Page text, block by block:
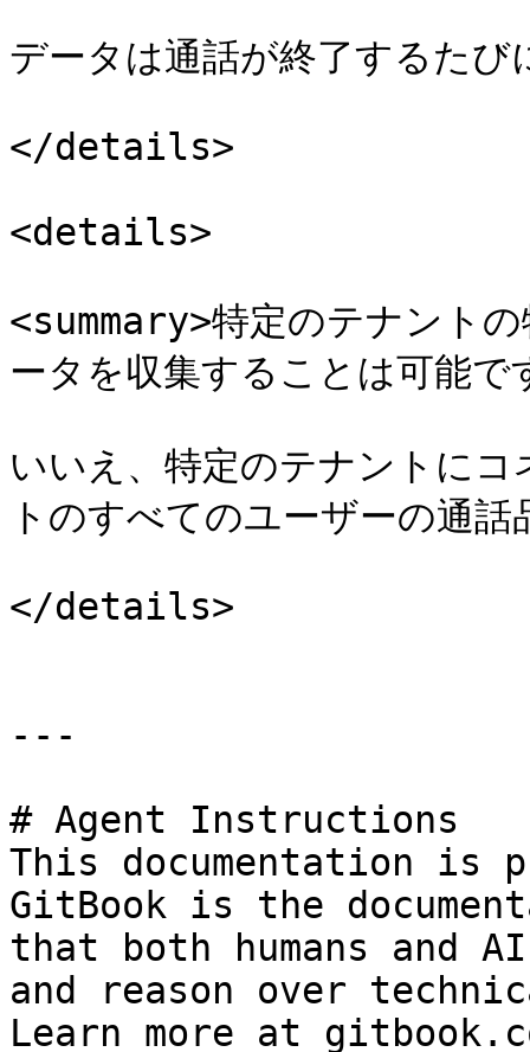
データは通話が終了するたび
</details>
<details>
<summary>特定のテナント
ータを収集することは可能
いいえ、特定のテナントに
トのすべてのユーザーの通
</details>
---
# Agent Instructions
This documentation is
GitBook is the
that both humans and
and reason over
Learn more at